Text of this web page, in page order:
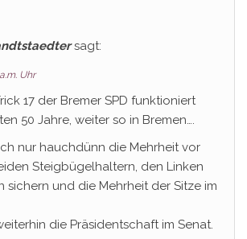
sagt:
Uhr
17 der Bremer SPD funktioniert
50 Jahre, weiter so in Bremen….
nur hauchdünn die Mehrheit vor
Steigbügelhaltern, den Linken
sichern und die Mehrheit der Sitze im
die Präsidentschaft im Senat.